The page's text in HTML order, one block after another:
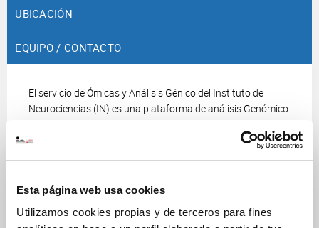
Esta página web usa cookies
Utilizamos cookies propias y de terceros para fines
UBICACIÓN
EQUIPO / CONTACTO
El servicio de Ómicas y Análisis Génico del Instituto de
Neurociencias (IN) es una plataforma de análisis Genómico
a usuarios del IN como a usuarios externos. Nuestra
técnicas que incluyen clasificación de células (poblaciones y
QPCR, control de calidad de ADN y ARN, construcción de